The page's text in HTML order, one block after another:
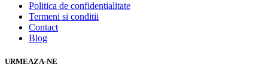
Politica de confidentialitate
Termeni si conditii
Contact
Blog
URMEAZA-NE